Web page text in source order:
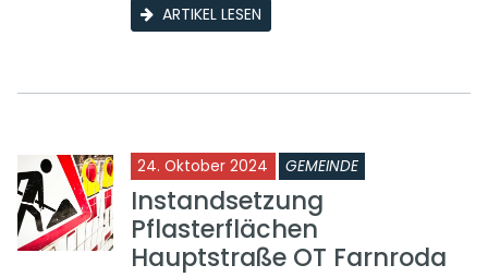
ARTIKEL LESEN
24. Oktober 2024 GEMEINDE
Instandsetzung
Pflasterflächen
Hauptstraße OT Farnroda